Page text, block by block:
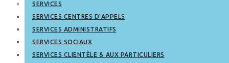
SERVICES
SERVICES CENTRES D’APPELS
SERVICES ADMINISTRATIFS
SERVICES SOCIAUX
SERVICES CLIENTÈLE & AUX PARTICULIERS